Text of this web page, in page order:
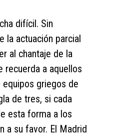
difícil. Sin
la actuación parcial
al chantaje de la
recuerda a aquellos
equipos griegos de
de tres, si cada
esta forma a los
a su favor. El Madrid